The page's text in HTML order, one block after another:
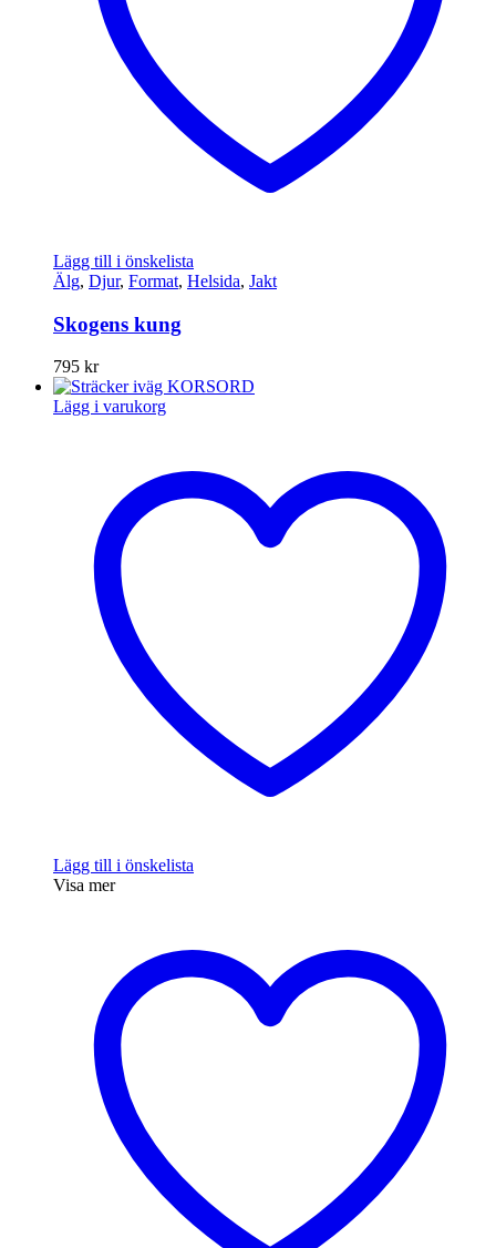
Lägg till i önskelista
Älg, Djur, Format, Helsida, Jakt
Skogens kung
795 kr
Lägg i varukorg
Lägg till i önskelista
Visa mer